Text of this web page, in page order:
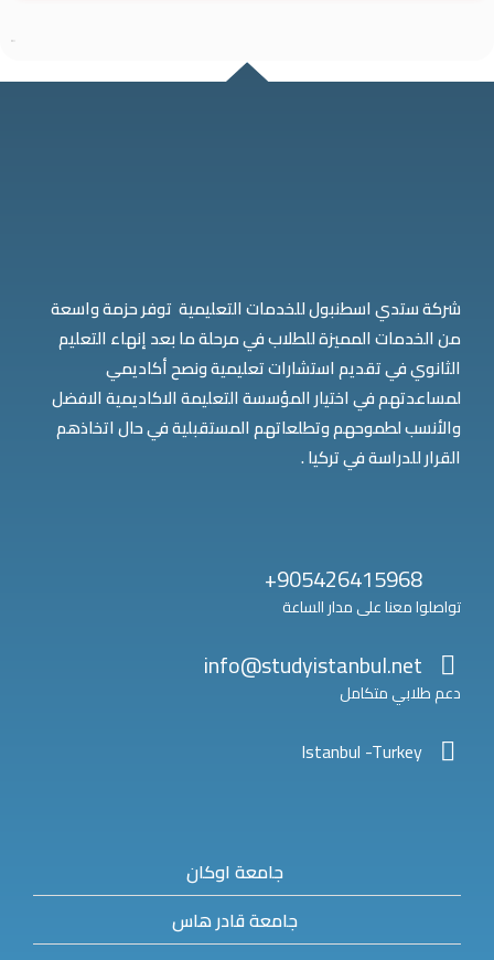
شركة ستدي اسطنبول للخدمات التعليمية توفر حزمة واسعة
من الخدمات المميزة للطلاب في مرحلة ما بعد إنهاء التعليم
الثانوي في تقديم استشارات تعليمية ونصح أكاديمي
لمساعدتهم في اختيار المؤسسة التعليمة الاكاديمية الافضل
والأنسب لطموحهم وتطلعاتهم المستقبلية في حال اتخاذهم
القرار للدراسة في تركيا .
905426415968+
تواصلوا معنا على مدار الساعة
info@studyistanbul.net
دعم طلابي متكامل
Istanbul -Turkey
جامعة اوكان
جامعة قادر هاس